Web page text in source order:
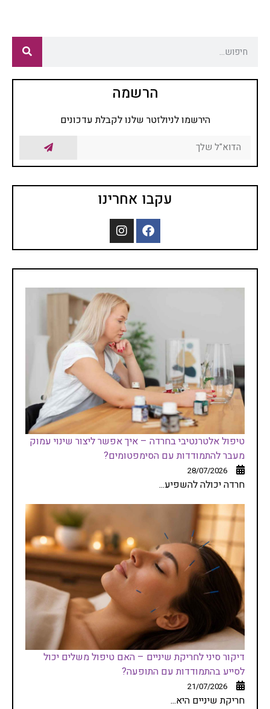
הרשמה
הירשמו לניולזטר שלנו לקבלת עדכונים
עקבו אחרינו
טיפול אלטרנטיבי בחרדה – איך אפשר ליצור שינוי עמוק
מעבר להתמודדות עם הסימפטומים?
28/07/2026
חרדה יכולה להשפיע...
דיקור סיני לחריקת שיניים – האם טיפול משלים יכול
לסייע בהתמודדות עם התופעה?
21/07/2026
חריקת שיניים היא...